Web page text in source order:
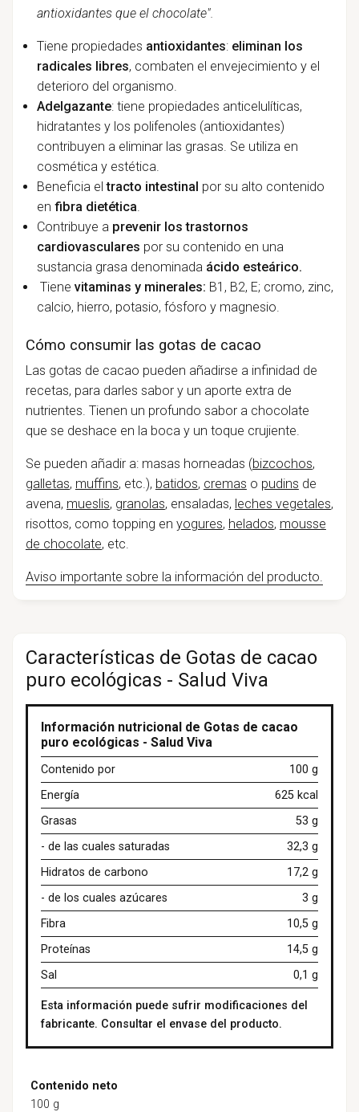
antioxidantes que el chocolate".
Tiene propiedades antioxidantes: eliminan los
radicales libres, combaten el envejecimiento y el
deterioro del organismo.
Adelgazante: tiene propiedades anticelulíticas,
hidratantes y los polifenoles (antioxidantes)
contribuyen a eliminar las grasas. Se utiliza en
cosmética y estética.
Beneficia eltracto intestinal por su alto contenido
en fibra dietética
Contribuye a prevenir los trastornos
cardiovasculares por su contenido en una
sustancia grasa denominada ácido esteárico.
Tiene vitaminas y minerales: B1, B2, E; cromo, zinc,
calcio, hierro, potasio, fósforo y magnesio.
Cómo consumir las gotas de cacao
Las gotas de cacao pueden añadirse a infinidad de
recetas, para darles sabor y un aporte extra de
nutrientes. Tienen un profundo sabor a chocolate
que se deshace en la boca y un toque crujiente.
Se pueden añadir a: masas horneadas (bizcochos,
galletas, muffins, etc.), batidos, cremas o pudins de
avena, mueslis, granolas, ensaladas, leches vegetales,
risottos, como topping en yogures, helados, mousse
de chocolate, etc.
Aviso importante sobre la información del producto.
Características de Gotas de cacao
puro ecológicas - Salud Viva
Información nutricional de Gotas de cacao
puro ecológicas - Salud Viva
Contenido por
100 g
Energía
625 kcal
Grasas
53 g
- de las cuales saturadas
32,3 g
Hidratos de carbono
17,2 g
- de los cuales azúcares
3 g
Fibra
10,5 g
Proteínas
14,5 g
Sal
0,1 g
Esta información puede sufrir modificaciones del
fabricante. Consultar el envase del producto.
Contenido neto
100 g